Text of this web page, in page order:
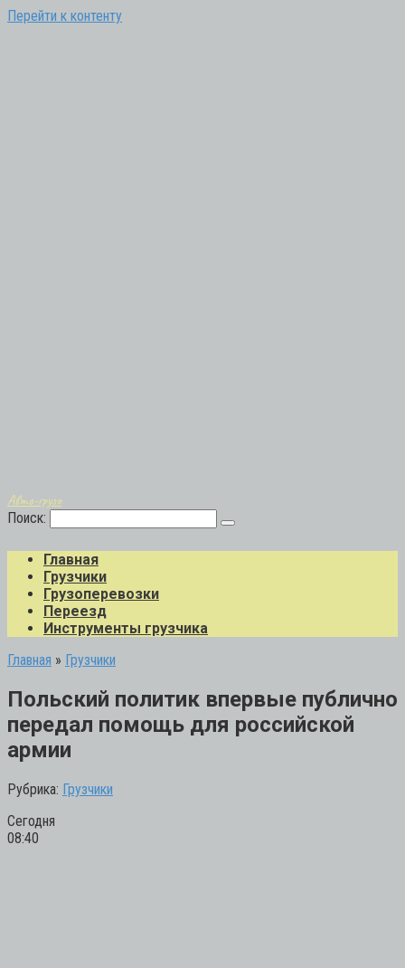
Перейти к контенту
Авто-грузо
Поиск:
Главная
Грузчики
Грузоперевозки
Переезд
Инструменты грузчика
Главная » Грузчики
Польский политик впервые публично
передал помощь для российской
армии
Рубрика: Грузчики
Сегодня
08:40